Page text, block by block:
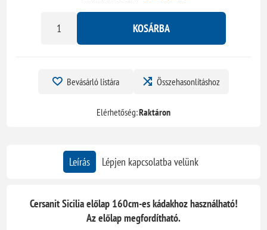
KOSÁRBA
Bevásárló listára Összehasonlításhoz
Elérhetőség:Raktáron
Leírás Lépjen kapcsolatba velünk
Cersanit Sicilia előlap 160cm-es kádakhoz használható!
Az előlap megfordítható.